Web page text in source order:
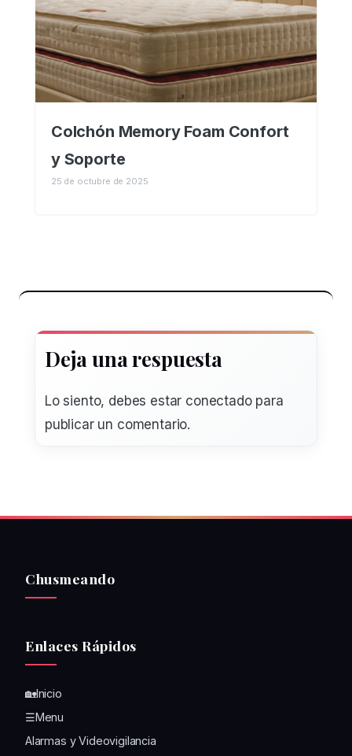
Colchón Memory Foam Confort
y Soporte
25 de octubre de 2025
Deja una respuesta
Lo siento, debes estar conectadopara
publicar un comentario.
Chusmeando
Enlaces Rápidos
🏡Inicio
☰Menu
Alarmas y Videovigilancia